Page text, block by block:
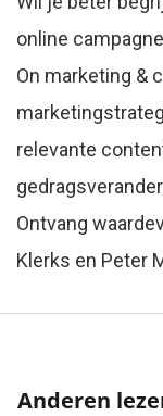
online
On marketing &
relevante
Ontvang
Klerks en Peter
Anderen